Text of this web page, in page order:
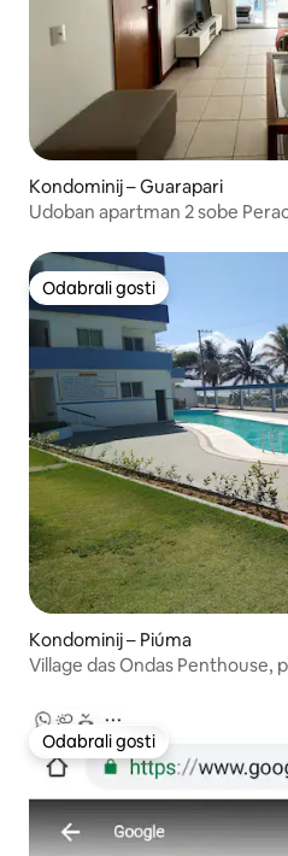
Kondominij – Guarapari
Udoban apartman 2 sobe
Odabrali gosti
Odabrali gosti
Kondominij – Piúma
Village das Ondas Penthouse,
Odabrali gosti
Odabrali gosti